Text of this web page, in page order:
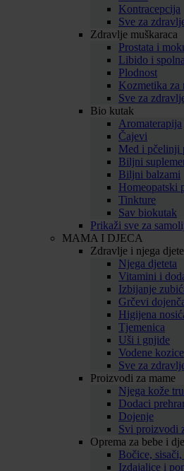
Kontracepcija
Sve za
Zdravlje muškaraca
Prostata i
Libido i
Plodnost
Kozmetika za
Sve za
Bio kutak
Aromaterapija
Čajevi
Med i pčelinji
Biljni
Biljni balzami
Homeopatski
Tinkture
Sav biokutak
Prikaži sve za
MAMA I DJECA
Zdravlje i njega
Njega djeteta
Vitamini i
Izbijanje
Grčevi
Higijena
Tjemenica
Uši i gnjide
Vodene kozice
Sve za
Proizvodi za mame
Njega kože
Dodaci
Dojenje
Svi proizvodi
Oprema za bebe i
Bočice,
Izdajalice i